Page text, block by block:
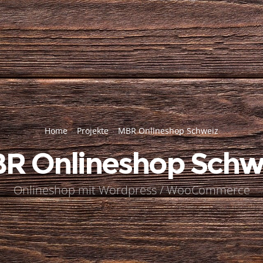
Home Projekte MBR Onlineshop Schweiz
Onlineshop
Onlineshop mit Wordpress / WooCommerce